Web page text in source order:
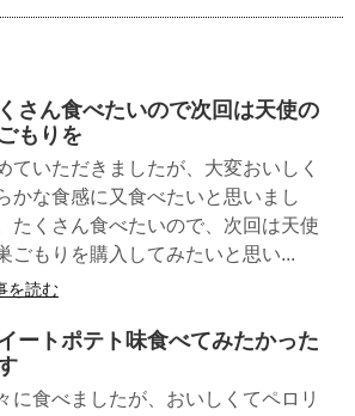
さん食べたいので次回は天使の
もりを
ていただきましたが、大変おいしく
かな食感に又食べたいと思いまし
たくさん食べたいので、次回は天使
ごもりを購入してみたいと思い...
を読む
ートポテト味食べてみたかった
に食べましたが、おいしくてペロリ